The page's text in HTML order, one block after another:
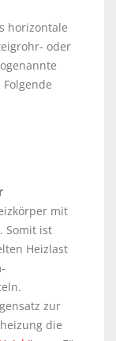
horizontale
oder
mit
Somit ist
Heizlast
zur
die